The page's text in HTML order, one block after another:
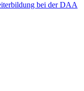
bei der DAA